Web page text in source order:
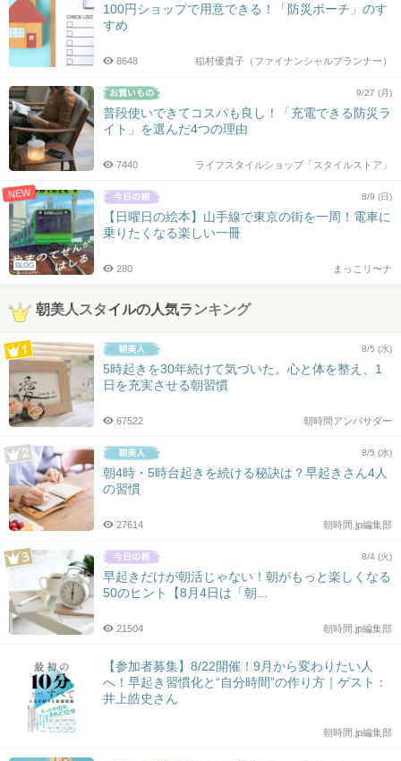
100円ショップで用意できる！「防災ポーチ」のす
すめ
稲村優貴子（ファイナンシャルプランナー）
8648
9/27 (月)
普段使いできてコスパも良し！「充電できる防災ラ
イト」を選んだ4つの理由
ライフスタイルショップ「スタイルストア」
7440
NEW
BLOG
8/9 (日)
【日曜日の絵本】山手線で東京の街を一周！電車に
乗りたくなる楽しい一冊
まっこリ〜ナ
280
朝美人スタイルの人気ランキング
8/5 (水)
5時起きを30年続けて気づいた。心と体を整え、1
日を充実させる朝習慣
朝時間アンバサダー
67522
8/5 (水)
朝4時・5時台起きを続ける秘訣は？早起きさん4人
の習慣
朝時間.jp編集部
27614
8/4 (火)
早起きだけが朝活じゃない！朝がもっと楽しくなる
50のヒント【8月4日は「朝...
朝時間.jp編集部
21504
【参加者募集】8/22開催！9月から変わりたい人
へ！早起き習慣化と“自分時間”の作り方｜ゲスト：
井上皓史さん
朝時間.jp編集部